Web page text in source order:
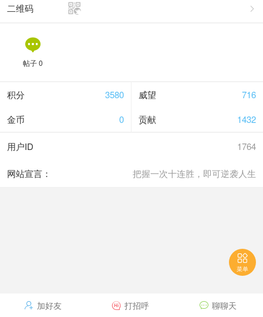


二维码

帖子 0
3580
积分 716
威望
0
金币 1432
贡献
1764
用户ID
把握一次十连胜，即可逆袭人生
网站宣言：
 加好友  打招呼  聊聊天

菜单